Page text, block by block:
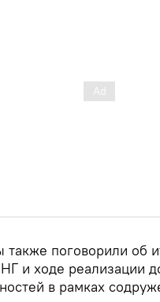
поговорили об
и ходе реализации
в рамках